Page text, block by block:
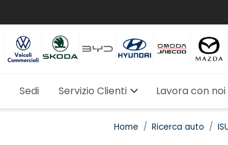
Sedi Servizio Clienti Lavora con noi
Home Ricerca auto